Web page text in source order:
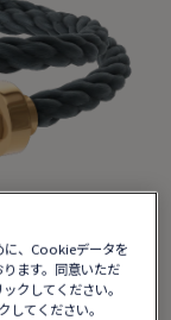
に、Cookieデータを
ます。同意いただ
クしてください。
てください。